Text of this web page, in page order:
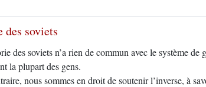
des soviets
des soviets n’a rien de commun avec le système
la plupart des gens.
nous sommes en droit de soutenir l’inverse, à